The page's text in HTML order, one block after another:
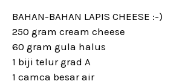
BAHAN-BAHAN LAPIS CHEESE :-)
250 gram cream cheese
60 gram gula halus
1 biji telur grad A
1 camca besar air